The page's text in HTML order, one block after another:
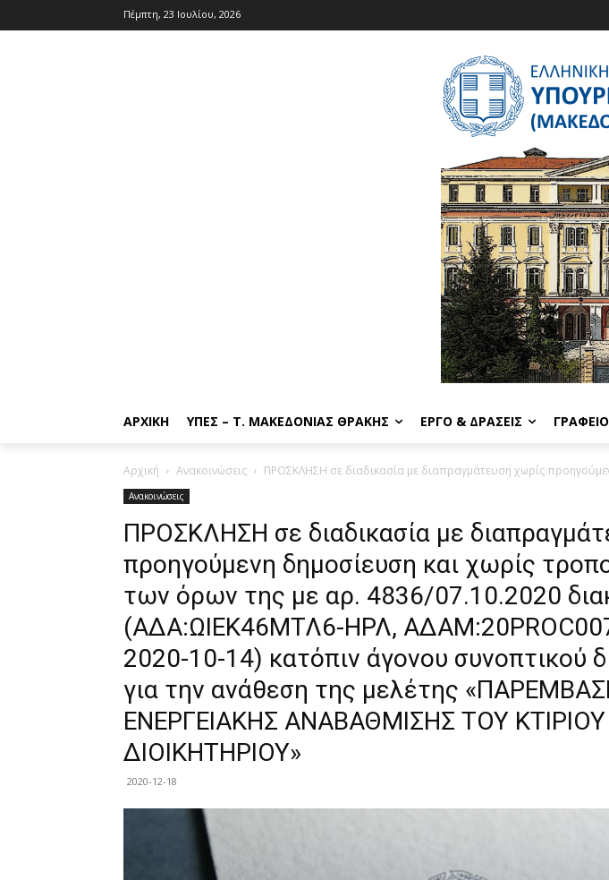
Πέμπτη, 23 Ιουλίου, 2026
ΑΡΧΙΚΉ ΥΠΕΣ – Τ. ΜΑΚΕΔΟΝΊΑΣ ΘΡΆΚΗΣ ΈΡΓΟ & ΔΡΆΣΕΙΣ
Αρχική Ανακοινώσεις ΠΡΟΣΚΛΗΣΗ σε διαδικασία με διαπραγμάτευση χωρίς
Ανακοινώσεις
ΠΡΟΣΚΛΗΣΗ σε διαδικασία με
προηγούμενη δημοσίευση και χωρίς
των όρων της με αρ. 4836/07.10.2020
(ΑΔΑ:ΩΙΕΚ46ΜΤΛ6-ΗΡΛ,
2020-10-14) κατόπιν άγονου συνοπτικού
για την ανάθεση της μελέτης
ΕΝΕΡΓΕΙΑΚΗΣ ΑΝΑΒΑΘΜΙΣΗΣ ΤΟΥ
ΔΙΟΙΚΗΤΗΡΙΟΥ»
2020-12-18